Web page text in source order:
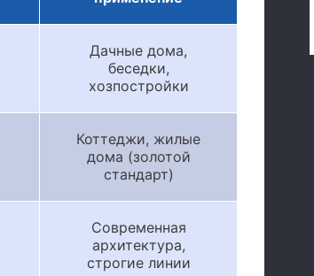
Дачные дома,
беседки,
хозпостройки
Коттеджи, жилые
дома (золотой
стандарт)
Современная
архитектура,
строгие линии